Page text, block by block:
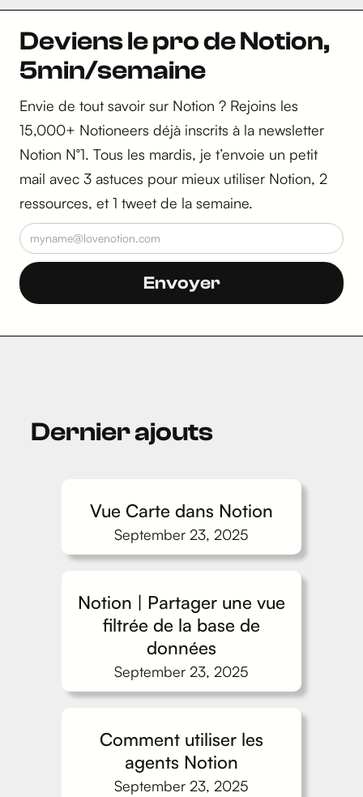
Deviens le pro de Notion,
5min/semaine
Envie de tout savoir sur Notion ? Rejoins les
15,000+ Notioneers déjà inscrits à la newsletter
Notion N°1. Tous les mardis, je t’envoie un petit
mail avec 3 astuces pour mieux utiliser Notion, 2
ressources, et 1 tweet de la semaine.
Dernier ajouts
Vue Carte dans Notion
September 23, 2025
Notion | Partager une vue
filtrée de la base de
données
September 23, 2025
Comment utiliser les
agents Notion
September 23, 2025